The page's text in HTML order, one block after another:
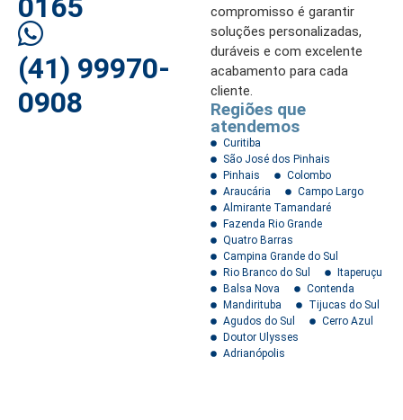
0165
(41) 99970-
0908
compromisso é garantir
soluções personalizadas,
duráveis e com excelente
acabamento para cada
cliente.
Regiões que
atendemos
Curitiba
São José dos Pinhais
Pinhais
Colombo
Araucária
Campo Largo
Almirante Tamandaré
Fazenda Rio Grande
Quatro Barras
Campina Grande do Sul
Rio Branco do Sul
Itaperuçu
Balsa Nova
Contenda
Mandirituba
Tijucas do Sul
Agudos do Sul
Cerro Azul
Doutor Ulysses
Adrianópolis